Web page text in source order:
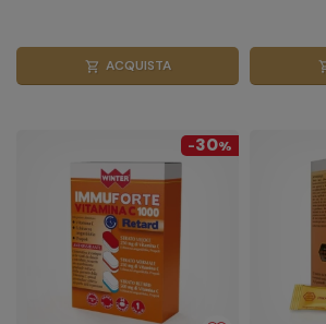
shopping_cart ACQUISTA
-30%